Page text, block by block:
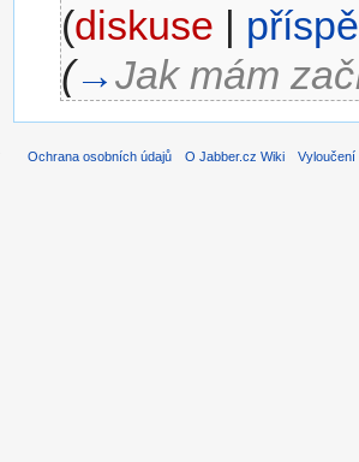
(diskuse |
(→Jak mám
Ochrana osobních údajů O Jabber.cz Wiki Vyloučení